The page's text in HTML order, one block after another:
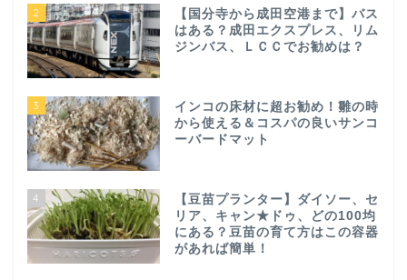
2
【国分寺から成田空港まで】バス
はある？成田エクスプレス、リム
ジンバス、ＬＣＣでお勧めは？
3
インコの床材に超お勧め！雛の時
から使える＆コスパの良いサンコ
ーバードマット
4
【豆苗プランター】ダイソー、セ
リア、キャン★ドゥ、どの100均
にある？豆苗の育て方はこの容器
があれば簡単！